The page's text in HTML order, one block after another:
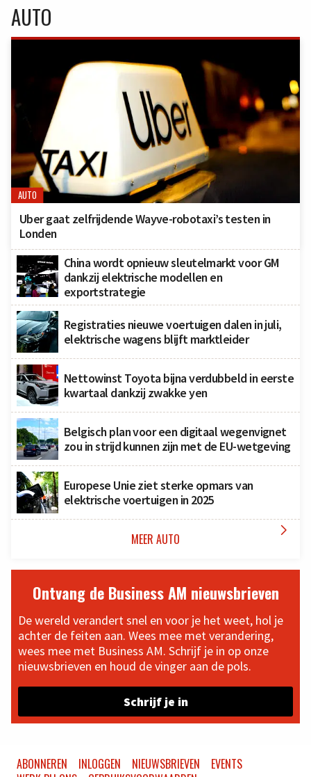
AUTO
AUTO
Uber gaat zelfrijdende Wayve-robotaxi’s testen in
Londen
China wordt opnieuw sleutelmarkt voor GM
dankzij elektrische modellen en
exportstrategie
Registraties nieuwe voertuigen dalen in juli,
elektrische wagens blijft marktleider
Nettowinst Toyota bijna verdubbeld in eerste
kwartaal dankzij zwakke yen
Belgisch plan voor een digitaal wegenvignet
zou in strijd kunnen zijn met de EU-wetgeving
Europese Unie ziet sterke opmars van
elektrische voertuigen in 2025
MEER AUTO 
Ontvang de Business AM nieuwsbrieven
De wereld verandert snel en voor je het weet, hol je
achter de feiten aan. Wees mee met verandering,
wees mee met Business AM. Schrijf je in op onze
nieuwsbrieven en houd de vinger aan de pols.
Schrijf je in
ABONNEREN INLOGGEN NIEUWSBRIEVEN
EVENTS